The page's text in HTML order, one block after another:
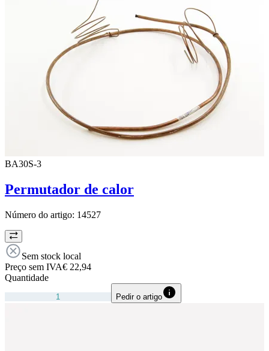
BA30S-3
Permutador de calor
Número do artigo: 14527
Sem stock local
Preço sem IVA€ 22,94
Quantidade
Pedir o artigo